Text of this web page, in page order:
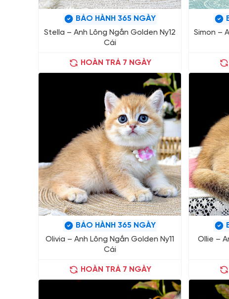
BẢO HÀNH 365 NGÀY
Stella – Anh Lông Ngắn Golden Ny12
Cái
HOÀN TRẢ 7 NGÀY
Simon –
BẢO HÀNH 365 NGÀY
Olivia – Anh Lông Ngắn Golden Ny11
Cái
HOÀN TRẢ 7 NGÀY
Ollie –